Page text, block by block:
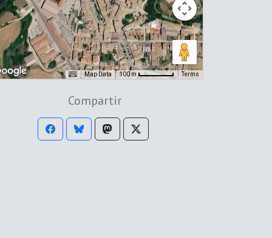
Map Data 100 m Terms
Compartir